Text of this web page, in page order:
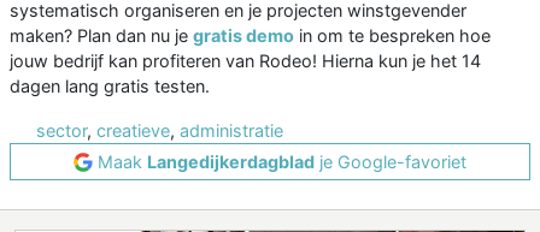
systematisch organiseren en je projecten winstgevender
maken? Plan dan nu je gratis demo in om te bespreken hoe
jouw bedrijf kan profiteren van Rodeo! Hierna kun je het 14
dagen lang gratis testen.
sector, creatieve, administratie
Maak Langedijkerdagblad je Google-favoriet